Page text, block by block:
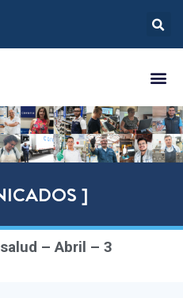
]
– Abril – 3